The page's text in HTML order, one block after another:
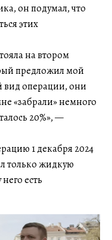
он подумал, что
этих
на втором
предложил мой
вид операции, они
«забрали» немного
20%», —
1 декабря 2024
только жидкую
есть